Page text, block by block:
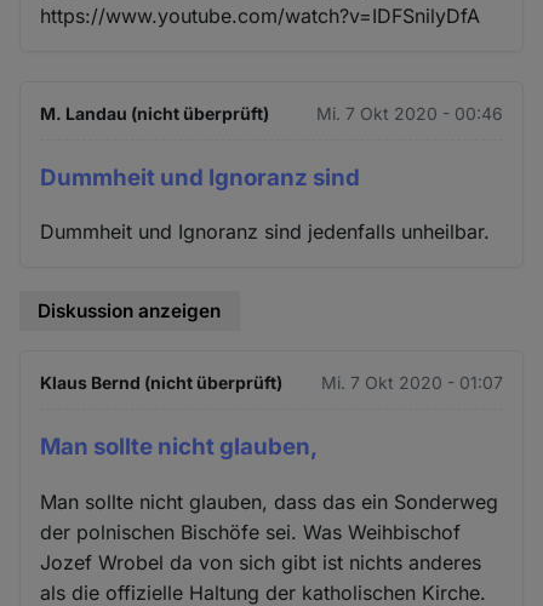
https://www.youtube.com/watch?v=IDFSnilyDfA
M. Landau (nicht überprüft) Mi. 7 Okt 2020 - 00:46
Dummheit und Ignoranz sind
Dummheit und Ignoranz sind jedenfalls unheilbar.
Diskussion anzeigen
Klaus Bernd (nicht überprüft) Mi. 7 Okt 2020 - 01:07
Man sollte nicht glauben,
Man sollte nicht glauben, dass das ein Sonderweg
der polnischen Bischöfe sei. Was Weihbischof
Jozef Wrobel da von sich gibt ist nichts anderes
als die offizielle Haltung der katholischen Kirche.